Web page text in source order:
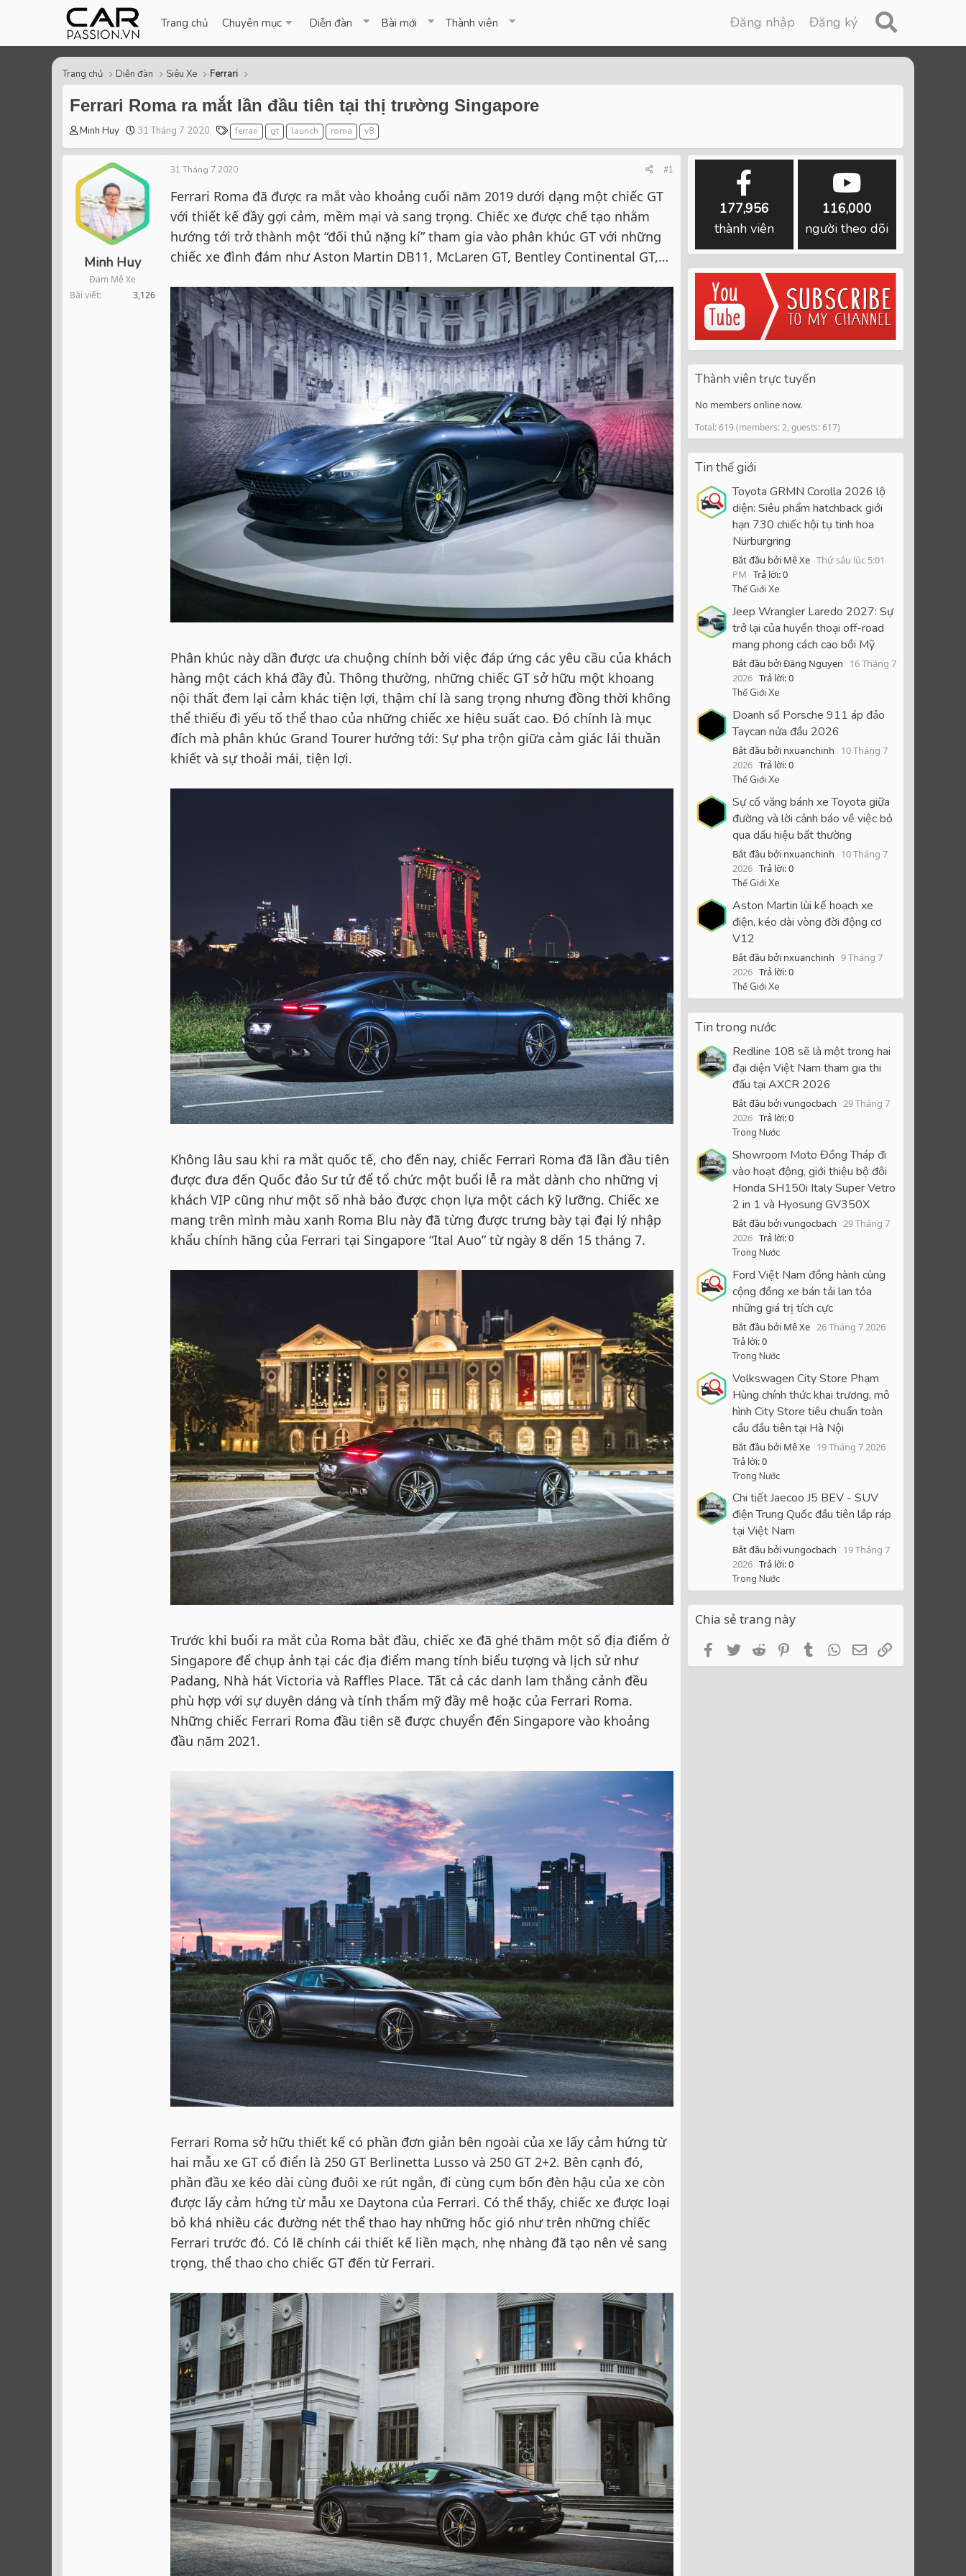
Trang chủ Chuyên mục Diễn đàn Bài mới Thành viên Đăng nhập Đăng ký
Trang chủ Diễn đàn Siêu Xe Ferrari
Ferrari Roma ra mắt lần đầu tiên tại thị trường Singapore
T
r
a
d
s
t
r
Minh Huy
S
a
r
t
d
a
t
31 Tháng 7 2020
T
a
g
s
ferrari gt launch roma v8
Minh Huy
Đam Mê Xe
Bài viết
3,126
31 Tháng 7 2020 #1
Ferrari Roma đã được ra mắt vào khoảng cuối năm 2019 dưới dạng một chiếc GT
với thiết kế đầy gợi cảm, mềm mại và sang trọng. Chiếc xe được chế tạo nhằm
hướng tới trở thành một “đối thủ nặng kí” tham gia vào phân khúc GT với những
chiếc xe đình đám như Aston Martin DB11, McLaren GT, Bentley Continental GT,…
Phân khúc này dần được ưa chuộng chính bởi việc đáp ứng các yêu cầu của khách
hàng một cách khá đầy đủ. Thông thường, những chiếc GT sở hữu một khoang
nội thất đem lại cảm khác tiện lợi, thậm chí là sang trọng nhưng đồng thời không
thể thiếu đi yếu tố thể thao của những chiếc xe hiệu suất cao. Đó chính là mục
đích mà phân khúc Grand Tourer hướng tới: Sự pha trộn giữa cảm giác lái thuần
khiết và sự thoải mái, tiện lợi.
Không lâu sau khi ra mắt quốc tế, cho đến nay, chiếc Ferrari Roma đã lần đầu tiên
được đưa đến Quốc đảo Sư tử để tổ chức một buổi lễ ra mắt dành cho những vị
khách VIP cũng như một số nhà báo được chọn lựa một cách kỹ lưỡng. Chiếc xe
mang trên mình màu xanh Roma Blu này đã từng được trưng bày tại đại lý nhập
khẩu chính hãng của Ferrari tại Singapore “Ital Auo” từ ngày 8 dến 15 tháng 7.
Trước khi buổi ra mắt của Roma bắt đầu, chiếc xe đã ghé thăm một số địa điểm ở
Singapore để chụp ảnh tại các địa điểm mang tính biểu tượng và lịch sử như
Padang, Nhà hát Victoria và Raffles Place. Tất cả các danh lam thắng cảnh đều
phù hợp với sự duyên dáng và tính thẩm mỹ đầy mê hoặc của Ferrari Roma.
Những chiếc Ferrari Roma đầu tiên sẽ được chuyển đến Singapore vào khoảng
đầu năm 2021.
Ferrari Roma sở hữu thiết kế có phần đơn giản bên ngoài của xe lấy cảm hứng từ
hai mẫu xe GT cổ điển là 250 GT Berlinetta Lusso và 250 GT 2+2. Bên cạnh đó,
phần đầu xe kéo dài cùng đuôi xe rút ngắn, đi cùng cụm bốn đèn hậu của xe còn
được lấy cảm hứng từ mẫu xe Daytona của Ferrari. Có thể thấy, chiếc xe được loại
bỏ khá nhiều các đường nét thể thao hay những hốc gió như trên những chiếc
Ferrari trước đó. Có lẽ chính cái thiết kế liền mạch, nhẹ nhàng đã tạo nên vẻ sang
trọng, thể thao cho chiếc GT đến từ Ferrari.
177,956
thành viên
116,000
người theo dõi
Thành viên trực tuyến
No members online now.
Total: 619 (members: 2, guests: 617)
Tin thế giới
Toyota GRMN Corolla 2026 lộ
diện: Siêu phẩm hatchback giới
hạn 730 chiếc hội tụ tinh hoa
Nürburgring
Bắt đầu bởi Mê Xe Thứ sáu lúc 5:01
PM Trả lời: 0
Thế Giới Xe
Jeep Wrangler Laredo 2027: Sự
trở lại của huyền thoại off-road
mang phong cách cao bồi Mỹ
Bắt đầu bởi Đăng Nguyen
16 Tháng 7
2026 Trả lời: 0
Thế Giới Xe
Doanh số Porsche 911 áp đảo
Taycan nửa đầu 2026
Bắt đầu bởi nxuanchinh
10 Tháng 7
2026 Trả lời: 0
Thế Giới Xe
Sự cố văng bánh xe Toyota giữa
đường và lời cảnh báo về việc bỏ
qua dấu hiệu bất thường
Bắt đầu bởi nxuanchinh
10 Tháng 7
2026 Trả lời: 0
Thế Giới Xe
Aston Martin lùi kế hoạch xe
điện, kéo dài vòng đời động cơ
V12
Bắt đầu bởi nxuanchinh 9 Tháng 7
2026 Trả lời: 0
Thế Giới Xe
Tin trong nước
Redline 108 sẽ là một trong hai
đại diện Việt Nam tham gia thi
đấu tại AXCR 2026
Bắt đầu bởi vungocbach 29 Tháng 7
2026 Trả lời: 0
Trong Nước
Showroom Moto Đồng Tháp đi
vào hoạt động, giới thiệu bộ đôi
Honda SH150i Italy Super Vetro
2 in 1 và Hyosung GV350X
Bắt đầu bởi vungocbach 29 Tháng 7
2026 Trả lời: 0
Trong Nước
Ford Việt Nam đồng hành cùng
cộng đồng xe bán tải lan tỏa
những giá trị tích cực
Bắt đầu bởi Mê Xe 26 Tháng 7 2026
Trả lời: 0
Trong Nước
Volkswagen City Store Phạm
Hùng chính thức khai trương, mô
hình City Store tiêu chuẩn toàn
cầu đầu tiên tại Hà Nội
Bắt đầu bởi Mê Xe 19 Tháng 7 2026
Trả lời: 0
Trong Nước
Chi tiết Jaecoo J5 BEV - SUV
điện Trung Quốc đầu tiên lắp ráp
tại Việt Nam
Bắt đầu bởi vungocbach
19 Tháng 7
2026 Trả lời: 0
Trong Nước
Chia sẻ trang này
FacebookTwitterRedditPinterestTumblrWhatsApp
Email